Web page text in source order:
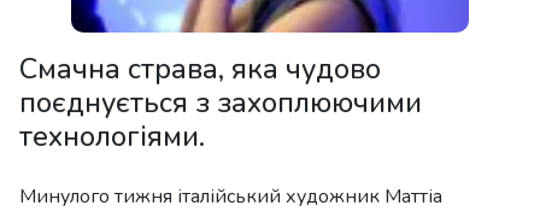
Смачна страва, яка чудово
поєднується з захоплюючими
технологіями.
Минулого тижня італійський художник Маттіа